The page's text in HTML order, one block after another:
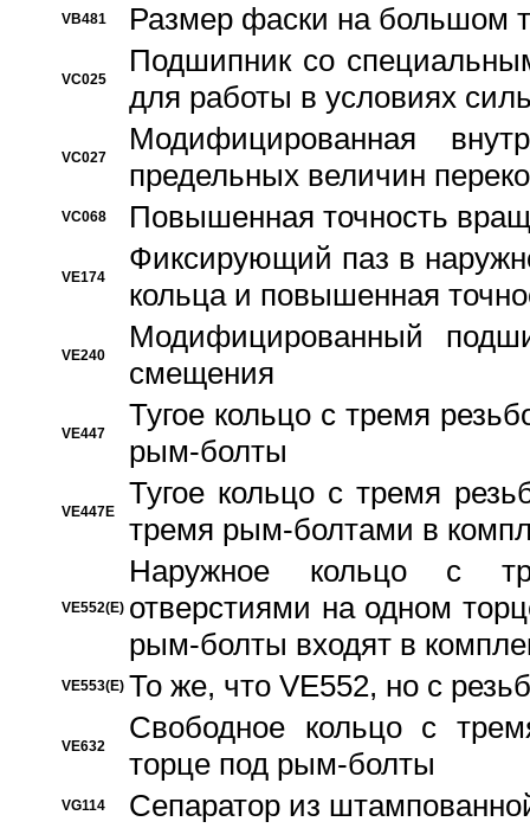
VB481 Размер фаски на большом
VC025
Подшипник со
для работы в условиях
VC027
Модифицированная
предельных величин
VC068 Повышенная точность
VE174
Фиксирующий паз в
кольца и повышенная
VE240
Модифицированный
смещения
VE447
Тугое кольцо с тремя
рым-болты
VE447E
Тугое кольцо с тремя
тремя рым-болтами в
VE552(E)
Наружное кольцо с
отверстиями на одном
рым-болты входят в
VE553(E) То же, что VE552, но с
VE632
Свободное кольцо с
торце под рым-болты
VG114 Сепаратор из